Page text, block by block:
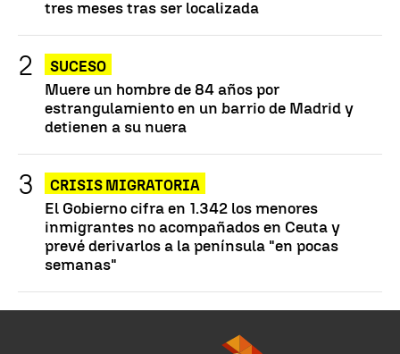
tres meses tras ser localizada
SUCESO
Muere un hombre de 84 años por
estrangulamiento en un barrio de Madrid y
detienen a su nuera
CRISIS MIGRATORIA
El Gobierno cifra en 1.342 los menores
inmigrantes no acompañados en Ceuta y
prevé derivarlos a la península "en pocas
semanas"